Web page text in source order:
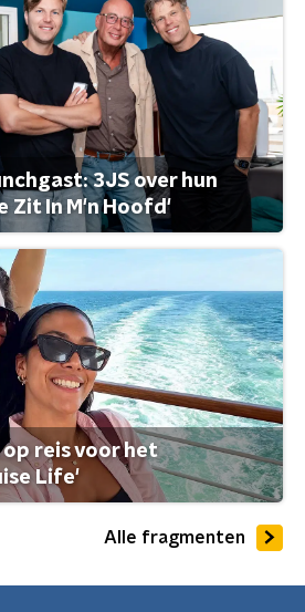
3JS over hun
Zit In M'n Hoofd'
reis voor het
Life'
Alle fragmenten